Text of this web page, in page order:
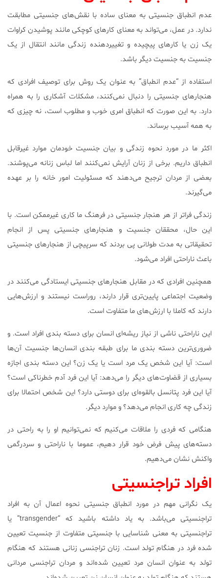
عدم انطباق جنسیتی به معنای ساده با نقش‌های جنسیتی مطابقت
ندارد. در عمل، می‌تواند به معنای کارهای کوچکی مانند پوشیدن کراوات
یک زن یا کارهای پیچیده و تغییردهنده زندگی مانند انتقال از یک
جنسیت به جنسیت دیگر باشد.
استفاده از “عدم انطباق” به عنوان یک روش برای توصیف افرادی که
هنجارهای جنسیتی را دنبال نمی‌کنند، مشکلات آشکاری را به همراه
دارد. به این صورت که انطباق امری خوب و مطلوب است، نه چیزی که
به همه آسیب برساند.
اکثر ما در مورد نحوه زندگی و بیان جنسیت خودمان موارد غیرقابل
انطباق داریم. برخی از زنان آرایش نمی‌کنند اما لباس زنانه می‌پوشند.
بعضی از مردان ترجیح می‌دهند که مسئولیت امور خانه را بر عهده
می‌گیرند.
زندگی فراتر از هر هنجار جنسیتی در فرهنگ ما کاری غیرممکن است. با
این حال، محققان جنسیت و هنجارهای جنسیتی پس از انجام
تحقیقاتی به مدت طولانی پی بردند که سرپیچی از هنجارهای جنسیتی
باعث ناراحتی افراد می‌شود.
همچنین افرادی که در مقابل هنجارهای جنسیتی ایستادگی می‌کنند در
وضعیت اجتماعی پایین‌تری قرار دارند، روراست نیستند و ارزش‌هایی
دارند که کاملا با ارزش‌‌های ما متفاوت است.
این ناراحتی ناشی از نیاز ریشه‌ای انسان برای دسته‌ بندی افراد است. و
ضروری‌ترین دسته بندی ما برای طبقه بندی انسان‌ها جنسیت آن‌ها
است: آیا این شخص یک مرد است یا یک زن؟ این دسته بندی اجازه
بسیاری از قضاوت‌های دیگر را می‌دهد: آیا این فرد آدم خطرناکی است؟
آیا این فرد پتانسل بالقوه‌ای برای دوستی دارد؟ این شخص احتمالا برای
زندگی چه کاری انجام می‌دهد؟ و موارد دیگر.
هنگامی که فردی را ملاقات می‌کنیم که نمی‌توانیم او را به راحتی در
دسته‌های پیش فرض خود قرار دهیم، عموما با ناراحتی و سردرگمی
واکنش نشان می‌دهیم.
افراد تراجنسیتی
یک نگرانی مهم در مورد انطباق جنسیتی نحوه اعمال آن به افراد
تراجنسیتی می‌باشد. به یاد داشته باشید که “transgender” یا
تراجنسیتی به معنی شناسایی با جنسیتی متفاوت از جنسیت تعیین
شده فرد در هنگام تولد است. زنان تراجنسی زنانی هستند که هنگام
تولد به عنوان انسان مرد تعیین شده‌اند و مردان تراجنسی مردانی